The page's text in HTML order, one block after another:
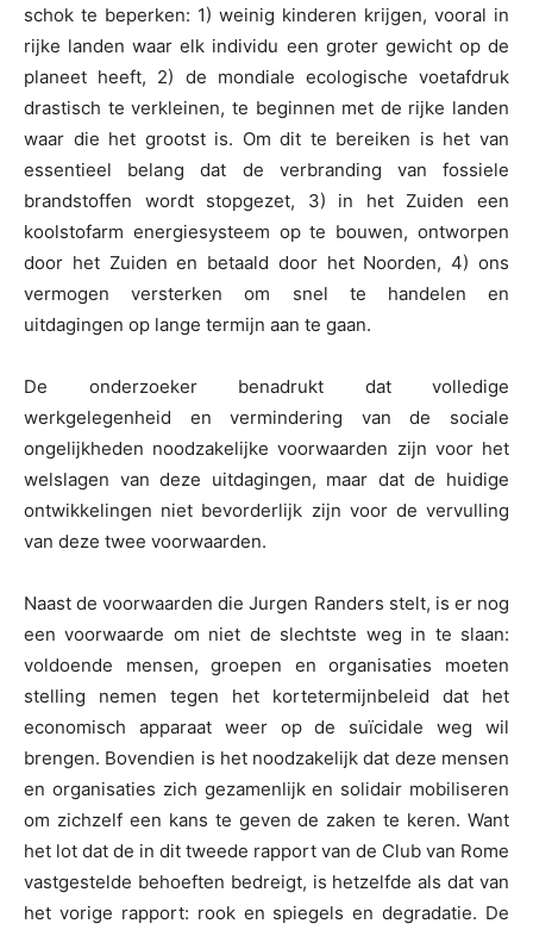
schok te beperken: 1) weinig kinderen krijgen, vooral in
rijke landen waar elk individu een groter gewicht op de
planeet heeft, 2) de mondiale ecologische voetafdruk
drastisch te verkleinen, te beginnen met de rijke landen
waar die het grootst is. Om dit te bereiken is het van
essentieel belang dat de verbranding van fossiele
brandstoffen wordt stopgezet, 3) in het Zuiden een
koolstofarm energiesysteem op te bouwen, ontworpen
door het Zuiden en betaald door het Noorden, 4) ons
vermogen versterken om snel te handelen en
uitdagingen op lange termijn aan te gaan.
De onderzoeker benadrukt dat volledige
werkgelegenheid en vermindering van de sociale
ongelijkheden noodzakelijke voorwaarden zijn voor het
welslagen van deze uitdagingen, maar dat de huidige
ontwikkelingen niet bevorderlijk zijn voor de vervulling
van deze twee voorwaarden.
Naast de voorwaarden die Jurgen Randers stelt, is er nog
een voorwaarde om niet de slechtste weg in te slaan:
voldoende mensen, groepen en organisaties moeten
stelling nemen tegen het kortetermijnbeleid dat het
economisch apparaat weer op de suïcidale weg wil
brengen. Bovendien is het noodzakelijk dat deze mensen
en organisaties zich gezamenlijk en solidair mobiliseren
om zichzelf een kans te geven de zaken te keren. Want
het lot dat de in dit tweede rapport van de Club van Rome
vastgestelde behoeften bedreigt, is hetzelfde als dat van
het vorige rapport: rook en spiegels en degradatie. De